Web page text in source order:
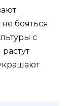
бояться
с